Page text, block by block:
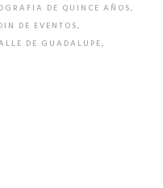
DE QUINCE AÑOS,
DE EVENTOS,
DE GUADALUPE,